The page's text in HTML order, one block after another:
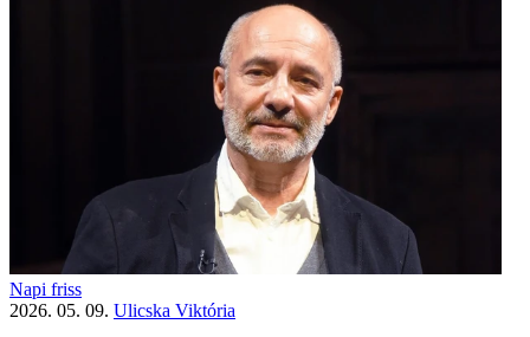
Napi friss
2026. 05. 09. Ulicska Viktória